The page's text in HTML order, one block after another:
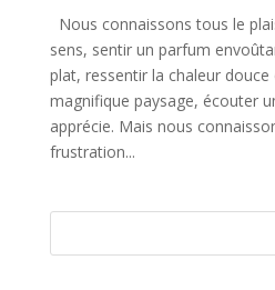
Nous connaissons tous le
sens, sentir un parfum
plat, ressentir la chaleur
magnifique paysage, écouter
apprécie. Mais nous
frustration...